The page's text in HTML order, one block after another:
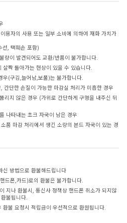
용자의 사용 또는 일부 소비에 의하여 재화 가치가
선, 택훼손 포함)
량이 발견되어도 교환/반품이 불가합니다.
짝 돌아가는 현상이 있을 수 있습니다.
(구김,늘어남,보풀)는 불가합니다.
간단한 손질이 가능한 마감실 처리가 미흡한 경우
리지 않은 경우 (가위로 간단하게 구멍을 내주신 뒤
나타내는 초크 자국이 남은 경우
품 마감 처리에서 생긴 소량의 본드 자국이 있는 경
신 방법으로 환불해드립니다
드폰,카드)로의 환불은 불가합니다.
지나 환불시, 통신사 정책상 핸드폰 취소가 되지않
불됩니다.
불 요청시 적립금이 우선적으로 환원됩니다.